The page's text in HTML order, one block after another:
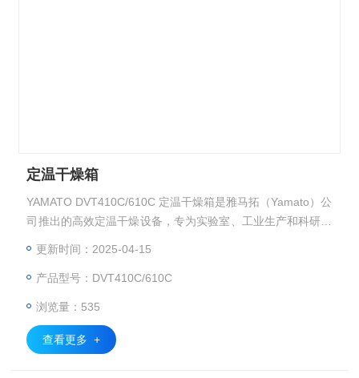
定温干燥箱
YAMATO DVT410C/610C 定温干燥箱是雅马拓（Yamato）公
司推出的高效定温干燥设备，专为实验室、工业生产和科研机
更新时间：2025-04-15
产品型号：DVT410C/610C
浏览量：535
查看更多 +